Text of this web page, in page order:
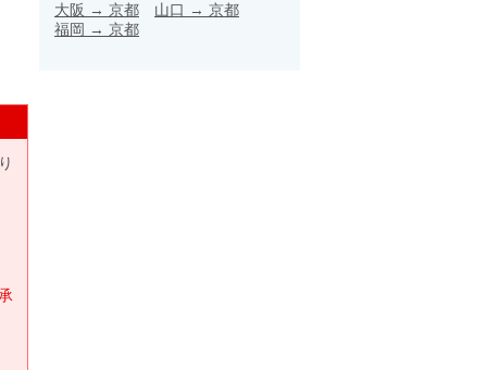
大阪 → 京都 山口 → 京都
福岡 → 京都